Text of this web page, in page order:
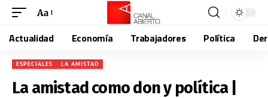
Aa
Actualidad Economía Trabajadores Política
ESPECIALES LA AMISTAD
La amistad como don y política |